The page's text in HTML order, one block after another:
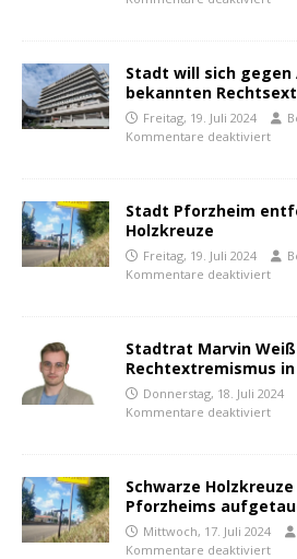
Stadt will sich
bekannten
Freitag, 19. Juli 2024
Kommentare deaktiviert
Stadt Pforzheim
Holzkreuze
Freitag, 19. Juli 2024
Kommentare deaktiviert
Stadtrat Marvin
Rechtextremismus
Donnerstag, 18. Juli 2024
Kommentare deaktiviert
Schwarze
Pforzheims
Mittwoch, 17. Juli 2024
Kommentare deaktiviert